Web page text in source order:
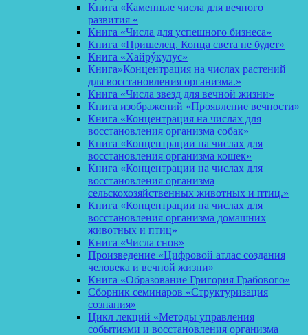
Книга «Каменные числа для вечного
развития «
Книга «Числа для успешного бизнеса»
Книга «Пришелец. Конца света не будет»
Книга «Хайрýкулус»
Книга»Концентрация на числах растений
для восстановления организма.»
Книга «Числа звезд для вечной жизни»
Книга изображений «Проявление вечности»
Книга «Концентрация на числах для
восстановления организма собак»
Книга «Концентрации на числах для
восстановления организма кошек»
Книга «Концентрации на числах для
восстановления организма
сельскохозяйственных животных и птиц.»
Книга «Концентрации на числах для
восстановления организма домашних
животных и птиц»
Книга «Числа снов»
Произведение «Цифровой атлас создания
человека и вечной жизни»
Книга «Образование Григория Грабового»
Сборник семинаров «Структуризация
сознания»
Цикл лекций «Методы управления
событиями и восстановления организма